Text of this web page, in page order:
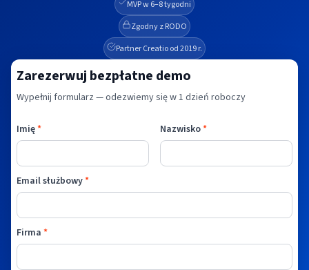
MVP w 6–8 tygodni
Zgodny z RODO
Partner Creatio od 2019 r.
Zarezerwuj bezpłatne demo
Wypełnij formularz — odezwiemy się w 1 dzień roboczy
Imię* Nazwisko*
Email służbowy*
Firma *